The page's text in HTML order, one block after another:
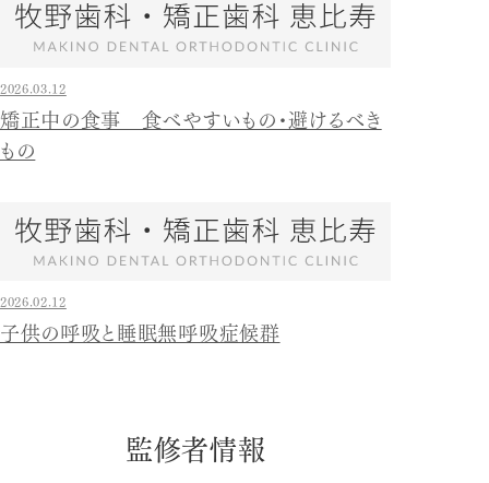
2026.03.12
矯正中の食事 食べやすいもの・避けるべき
もの
2026.02.12
子供の呼吸と睡眠無呼吸症候群
監修者情報